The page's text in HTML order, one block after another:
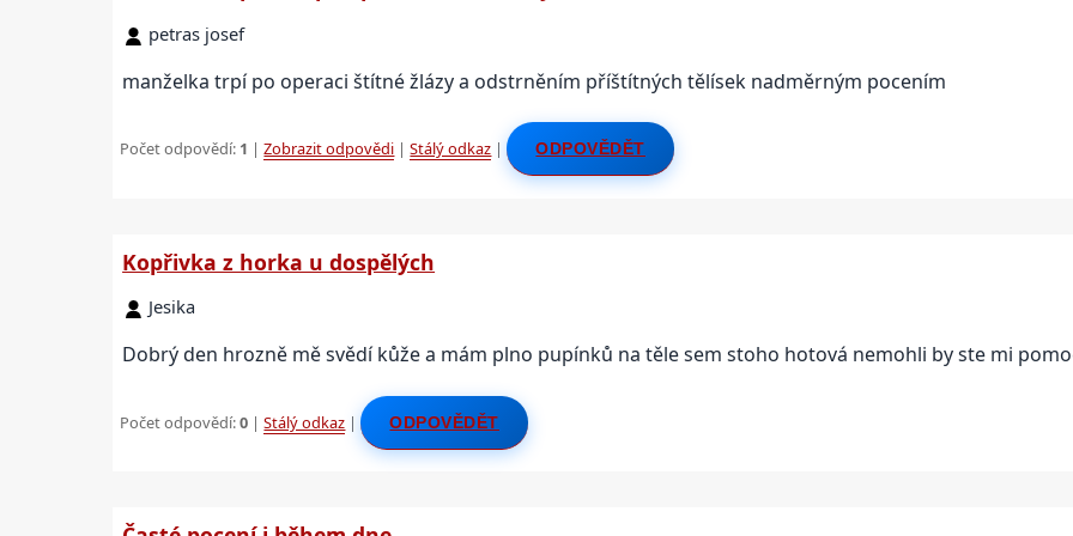
petras josef
manželka trpí po operaci štítné žlázy a odstrněním příštítných tělísek nadměrným pocením
Počet odpovědí: 1 |Zobrazit odpovědi |Stálý odkaz | ODPOVĚDĚT
Kopřivka z horka u dospělých
Jesika
Dobrý den hrozně mě svědí kůže a mám plno pupínků na těle sem stoho hotová nemohli by ste mi
Počet odpovědí:0 |Stálý odkaz | ODPOVĚDĚT